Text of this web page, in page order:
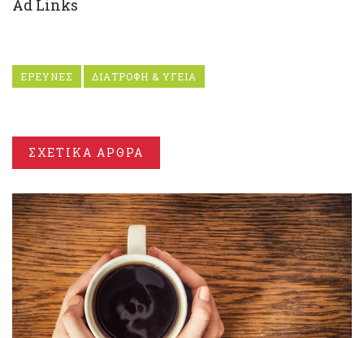
Ad Links
ΕΡΕΥΝΕΣ ΔΙΑΤΡΟΦΗ & ΥΓΕΙΑ
ΣΧΕΤΙΚΑ ΑΡΘΡΑ